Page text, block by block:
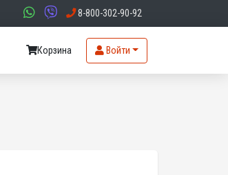
8-800-302-90-92
Корзина Войти